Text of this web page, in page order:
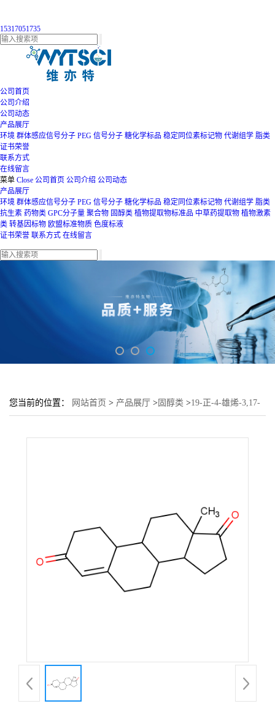
15317051735
公司首页
公司介绍
公司动态
产品展厅
环境 群体感应信号分子 PEG 信号分子 糖化学标品 稳定同位素标记物 代谢组学 脂类
证书荣誉
联系方式
在线留言
菜单 Close 公司首页 公司介绍 公司动态
产品展厅
环境 群体感应信号分子 PEG 信号分子 糖化学标品 稳定同位素标记物 代谢组学 脂类
抗生素 药物类 GPC分子量 聚合物 固醇类 植物提取物标准品 中草药提取物 植物激素
类 转基因标物 欧盟标准物质 色度标液
证书荣誉 联系方式 在线留言
您当前的位置： 网站首页 > 产品展厅 > 固醇类 >19-正-4-雄烯-3,17-